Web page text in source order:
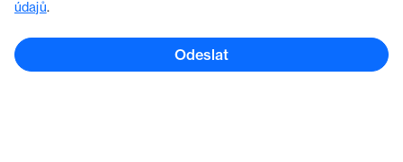
údajů.
Odeslat